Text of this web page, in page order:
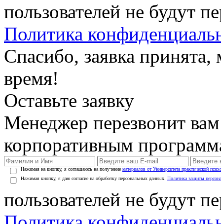
пользователей не будут
Политика
Спасибо, заявка
время!
Оставьте заявку
Менеджер перезвонит
корпоративным
Нажимая на кнопку, я соглашаюсь на получение материалов от Университета практической
Нажимая кнопку, я даю согласие на обработку персональных данных. Политика защиты
пользователей не будут